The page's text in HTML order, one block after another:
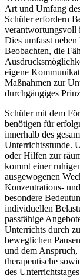
Art und Umfang
Schüler erfordern
verantwortungsvoll
Dies umfasst
Beobachten, die
eigene
Maßnahmen zur
durchgängiges
Schüler mit dem
benötigen für
innerhalb des
Unterrichtsstunde.
oder Hilfen zur
kommt einer
ausgewogenen
Konzentrations-
besondere
individuellen
passfähige
Unterrichts durch
beweglichen
und dem
therapeutische
des